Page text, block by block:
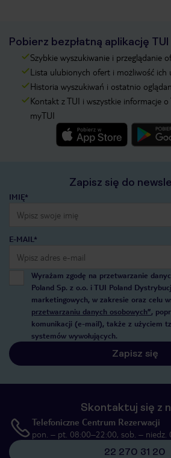
Pobierz bezpłatną aplikację TUI
Szybkie wyszukiwanie i przeglądanie
Lista ulubionych ofert i możliwość ich
Historia wyszukiwań i ostatnio
Kontakt z TUI i wszystkie informacje o
myTUI
Zapisz się do
IMIĘ*
E-MAIL*
Wyrażam zgodę na przetwarzanie
Poland Sp. z o.o. i TUI Poland
marketingowych, w zakresie oraz celu
przetwarzaniu danych osobowych”,
komunikacji (e-mail), także z użyciem
systemów wywołujących.
Zapisz się
Skontaktuj się z
Telefoniczne Centrum Rezerwacji
pon. – pt. 08:00–22:00, sob. – niedz.
22 270 31 20